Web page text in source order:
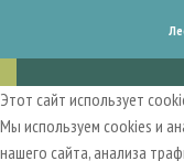
Этот сайт использует
Мы используем cookies и
нашего сайта, анализа